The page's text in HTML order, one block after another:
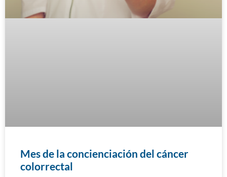
Mes de la concienciación del cáncer
colorrectal